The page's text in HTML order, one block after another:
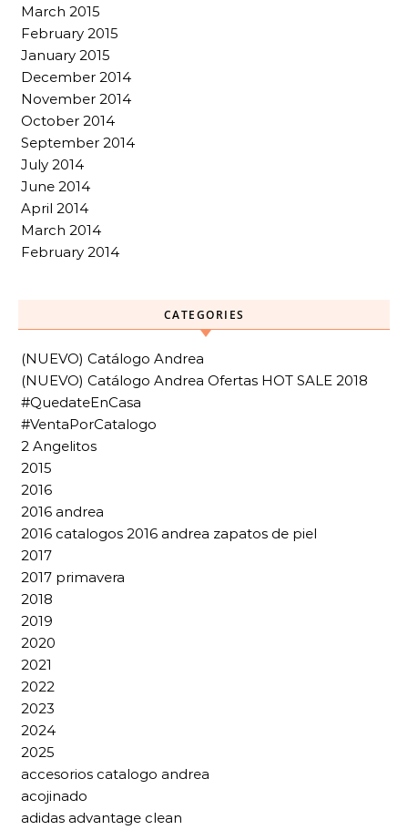
March 2015
February 2015
January 2015
December 2014
November 2014
October 2014
September 2014
July 2014
June 2014
April 2014
March 2014
February 2014
CATEGORIES
(NUEVO) Catálogo Andrea
(NUEVO) Catálogo Andrea Ofertas HOT SALE 2018
#QuedateEnCasa
#VentaPorCatalogo
2 Angelitos
2015
2016
2016 andrea
2016 catalogos 2016 andrea zapatos de piel
2017
2017 primavera
2018
2019
2020
2021
2022
2023
2024
2025
accesorios catalogo andrea
acojinado
adidas advantage clean